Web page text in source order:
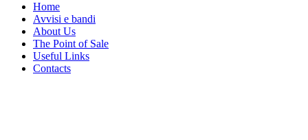
Home
Avvisi e bandi
About Us
The Point of Sale
Useful Links
Contacts